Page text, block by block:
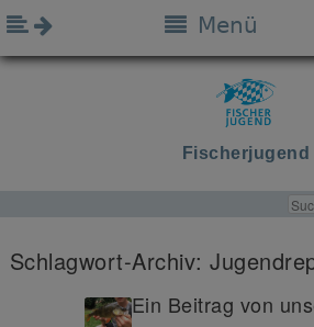
Fischerjugend
Menü
Schlagwort-Archiv:
Ein Beitrag von